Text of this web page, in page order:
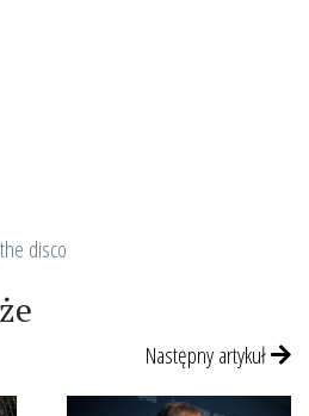
disco
Następny artykuł